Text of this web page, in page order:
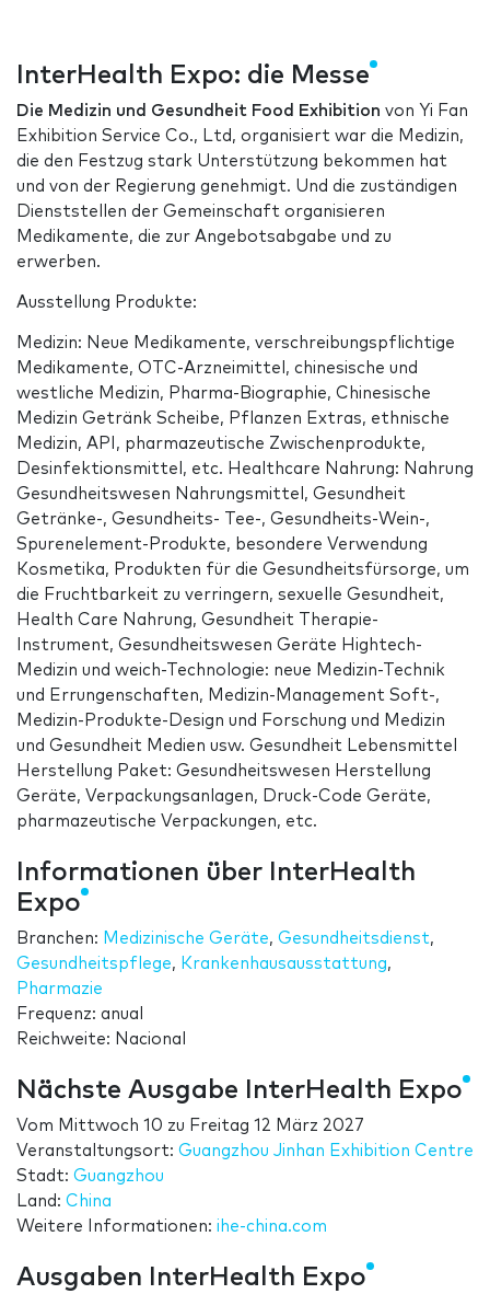
InterHealth Expo: die Messe
Die Medizin und Gesundheit Food Exhibition von Yi Fan
Exhibition Service Co., Ltd, organisiert war die Medizin,
die den Festzug stark Unterstützung bekommen hat
und von der Regierung genehmigt. Und die zuständigen
Dienststellen der Gemeinschaft organisieren
Medikamente, die zur Angebotsabgabe und zu
erwerben.
Ausstellung Produkte:
Medizin: Neue Medikamente, verschreibungspflichtige
Medikamente, OTC-Arzneimittel, chinesische und
westliche Medizin, Pharma-Biographie, Chinesische
Medizin Getränk Scheibe, Pflanzen Extras, ethnische
Medizin, API, pharmazeutische Zwischenprodukte,
Desinfektionsmittel, etc. Healthcare Nahrung: Nahrung
Gesundheitswesen Nahrungsmittel, Gesundheit
Getränke-, Gesundheits- Tee-, Gesundheits-Wein-,
Spurenelement-Produkte, besondere Verwendung
Kosmetika, Produkten für die Gesundheitsfürsorge, um
die Fruchtbarkeit zu verringern, sexuelle Gesundheit,
Health Care Nahrung, Gesundheit Therapie-
Instrument, Gesundheitswesen Geräte Hightech-
Medizin und weich-Technologie: neue Medizin-Technik
und Errungenschaften, Medizin-Management Soft-,
Medizin-Produkte-Design und Forschung und Medizin
und Gesundheit Medien usw. Gesundheit Lebensmittel
Herstellung Paket: Gesundheitswesen Herstellung
Geräte, Verpackungsanlagen, Druck-Code Geräte,
pharmazeutische Verpackungen, etc.
Informationen über InterHealth
Expo
Branchen: Medizinische Geräte, Gesundheitsdienst,
Gesundheitspflege, Krankenhausausstattung,
Pharmazie
Frequenz: anual
Reichweite: Nacional
Nächste Ausgabe InterHealth Expo
Vom Mittwoch 10 zu Freitag 12 März 2027
Veranstaltungsort: Guangzhou Jinhan Exhibition Centre
Stadt: Guangzhou
Land: China
Weitere Informationen: ihe-china.com
Ausgaben InterHealth Expo